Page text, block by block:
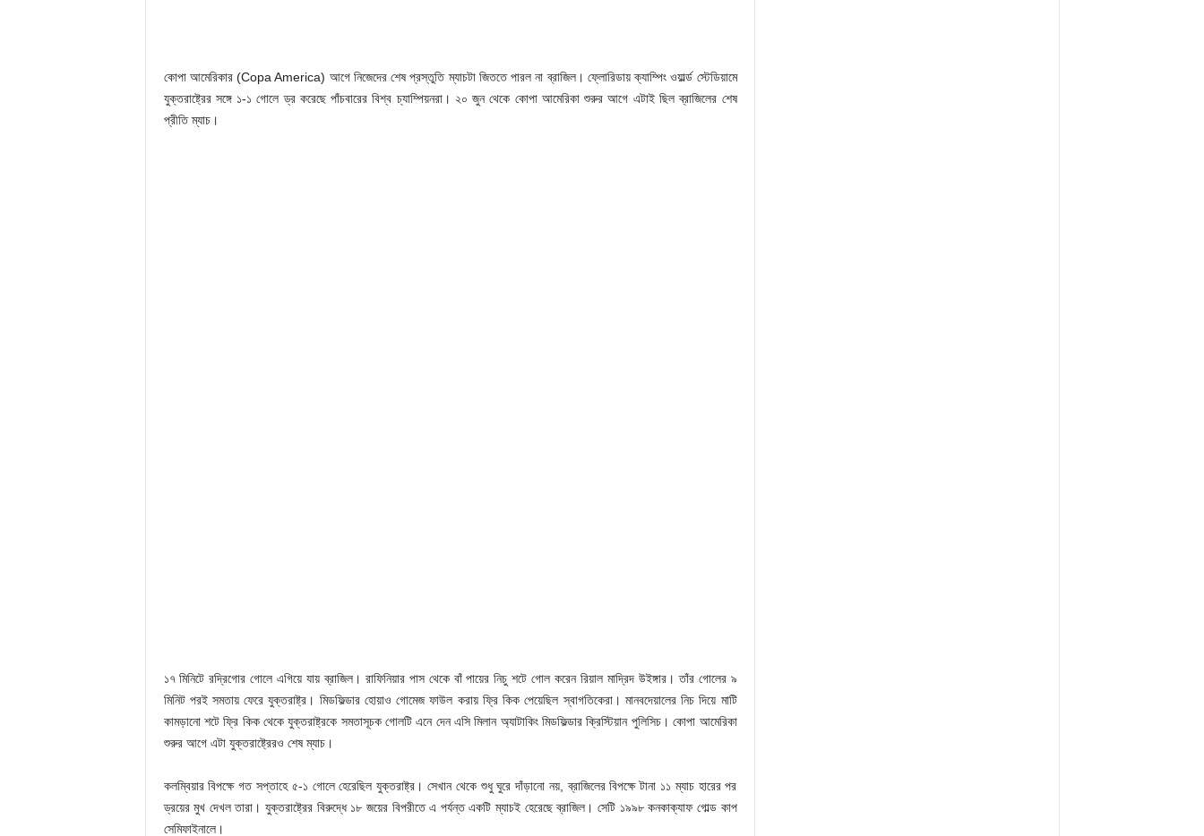
কোপা আমেরিকার (Copa America) আগে নিজেদের শেষ প্রস্তুতি ম্যাচটা জিততে পারল না ব্রাজিল। ফ্লোরিডায় ক্যাম্পিং ওয়ার্ল্ড স্টেডিয়ামে
যুক্তরাষ্ট্রের সঙ্গে ১-১ গোলে ড্র করেছে পাঁচবারের বিশ্ব চ্যাম্পিয়নরা। ২০ জুন থেকে কোপা আমেরিকা শুরুর আগে এটাই ছিল ব্রাজিলের শেষ
প্রীতি ম্যাচ।
১৭ মিনিটে রদ্রিগোর গোলে এগিয়ে যায় ব্রাজিল। রাফিনিয়ার পাস থেকে বাঁ পায়ের নিচু শটে গোল করেন রিয়াল মাদ্রিদ উইঙ্গার। তাঁর গোলের ৯
মিনিট পরই সমতায় ফেরে যুক্তরাষ্ট্র। মিডফিল্ডার হোয়াও গোমেজ ফাউল করায় ফ্রি কিক পেয়েছিল স্বাগতিকেরা। মানবদেয়ালের নিচ দিয়ে মাটি
কামড়ানো শটে ফ্রি কিক থেকে যুক্তরাষ্ট্রকে সমতাসূচক গোলটি এনে দেন এসি মিলান অ্যাটাকিং মিডফিল্ডার ক্রিস্টিয়ান পুলিসিচ। কোপা আমেরিকা
শুরুর আগে এটা যুক্তরাষ্ট্রেরও শেষ ম্যাচ।
কলম্বিয়ার বিপক্ষে গত সপ্তাহে ৫-১ গোলে হেরেছিল যুক্তরাষ্ট্র। সেখান থেকে শুধু ঘুরে দাঁড়ানো নয়, ব্রাজিলের বিপক্ষে টানা ১১ ম্যাচ হারের পর
ড্রয়ের মুখ দেখল তারা। যুক্তরাষ্ট্রের বিরুদ্ধে ১৮ জয়ের বিপরীতে এ পর্যন্ত একটি ম্যাচই হেরেছে ব্রাজিল। সেটি ১৯৯৮ কনকাক্যাফ গোল্ড কাপ
সেমিফাইনালে।